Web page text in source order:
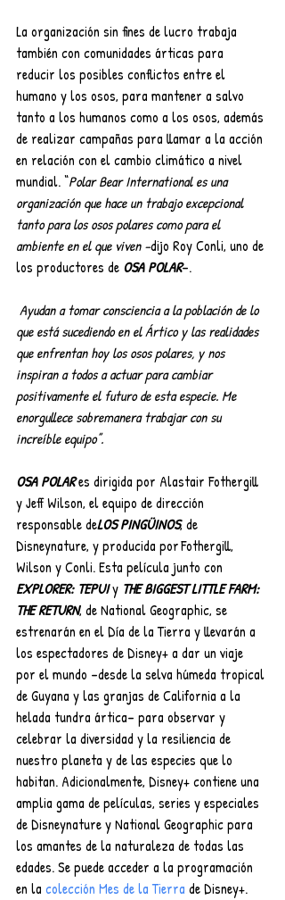
La organización sin fines de lucro trabaja
también con comunidades árticas para
reducir los posibles conflictos entre el
humano y los osos, para mantener a salvo
tanto a los humanos como a los osos, además
de realizar campañas para llamar a la acción
en relación con el cambio climático a nivel
mundial. “Polar Bear International es una
organización que hace un trabajo excepcional
tanto para los osos polares como para el
ambiente en el que viven –dijo Roy Conli, uno de
los productores de OSA POLAR–.
que está sucediendo en el Ártico y las realidades
que enfrentan hoy los osos polares, y nos
inspiran a todos a actuar para cambiar
positivamente el futuro de esta especie. Me
enorgullece sobremanera trabajar con su
increíble equipo”.
OSA POLAR es dirigida por Alastair Fothergill
y Jeff Wilson, el equipo de dirección
responsable deLOS PINGÜINOS, de
Disneynature, y producida por Fothergill,
Wilson y Conli. Esta película junto con
EXPLORER: TEPUI y THE BIGGEST LITTLE FARM:
THE RETURN, de National Geographic, se
estrenarán en el Día de la Tierra y llevarán a
los espectadores de Disney+ a dar un viaje
por el mundo –desde la selva húmeda tropical
de Guyana y las granjas de California a la
helada tundra ártica– para observar y
celebrar la diversidad y la resiliencia de
nuestro planeta y de las especies que lo
habitan. Adicionalmente, Disney+ contiene una
amplia gama de películas, series y especiales
de Disneynature y National Geographic para
los amantes de la naturaleza de todas las
edades. Se puede acceder a la programación
en la colección Mes de la Tierra de Disney+.